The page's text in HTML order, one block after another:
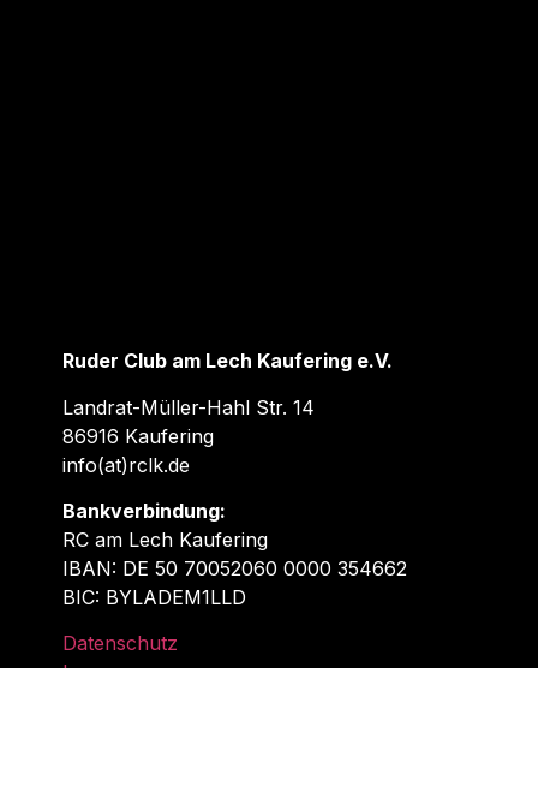
Ruder Club am Lech Kaufering e.V.
Landrat-Müller-Hahl Str. 14
86916 Kaufering
info(at)rclk.de
Bankverbindung:
RC am Lech Kaufering
IBAN: DE 50 70052060 0000 354662
BIC: BYLADEM1LLD
Datenschutz
Impressum